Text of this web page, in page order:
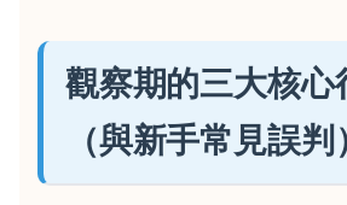
觀察期的三大核心
（與新手常見誤判）